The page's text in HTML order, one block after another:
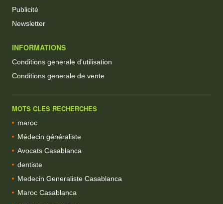
Publicité
Newsletter
INFORMATIONS
Conditions generale d'utilisation
Conditions generale de vente
MOTS CLES RECHERCHES
maroc
Médecin généraliste
Avocats Casablanca
dentiste
Medecin Generaliste Casablanca
Maroc Casablanca